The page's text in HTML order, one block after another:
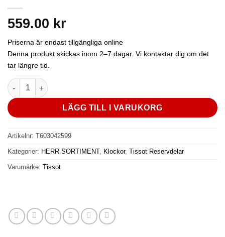
559.00 kr
Priserna är endast tillgängliga online
Denna produkt skickas inom 2–7 dagar. Vi kontaktar dig om det
tar längre tid.
Tissot Black Rubber Strap Steel Buckle mängd
LÄGG TILL I VARUKORG
Artikelnr: T603042599
Kategorier: HERR SORTIMENT, Klockor, Tissot Reservdelar
Varumärke: Tissot